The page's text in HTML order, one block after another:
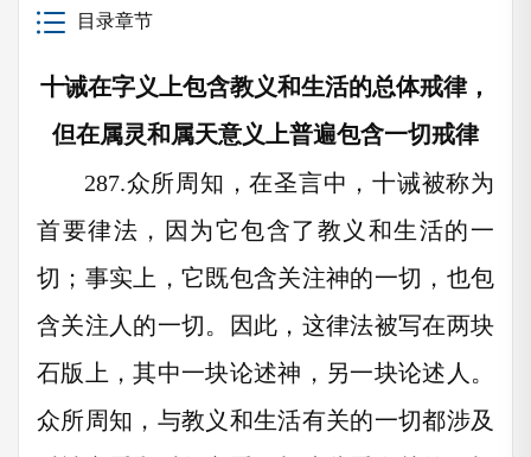
目录章节
十诫在字义上包含教义和生活的总体戒律，
但在属灵和属天意义上普遍包含一切戒律
287.众所周知，在圣言中，十诫被称为
首要律法，因为它包含了教义和生活的一
切；事实上，它既包含关注神的一切，也包
含关注人的一切。因此，这律法被写在两块
石版上，其中一块论述神，另一块论述人。
众所周知，与教义和生活有关的一切都涉及